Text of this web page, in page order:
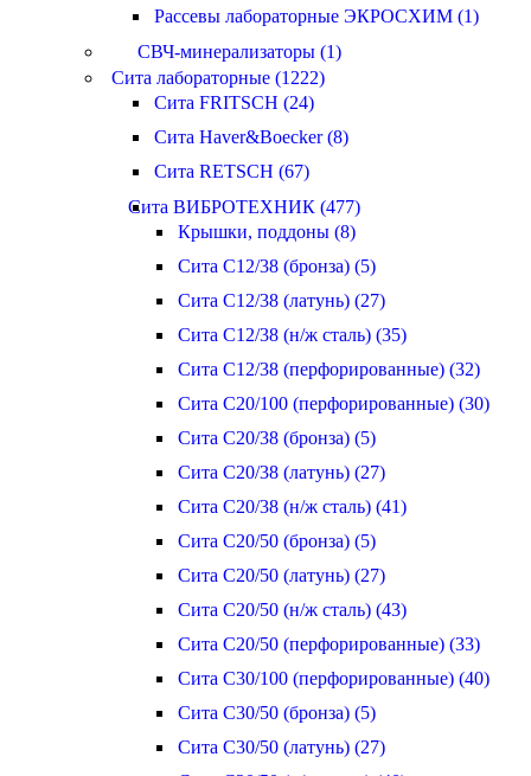
Рассевы лабораторные ЭКРОСХИМ (1)
СВЧ-минерализаторы (1)
Сита лабораторные (1222)
Сита FRITSCH (24)
Сита Haver&Boecker (8)
Сита RETSCH (67)
Сита ВИБРОТЕХНИК (477)
Крышки, поддоны (8)
Сита С12/38 (бронза) (5)
Сита С12/38 (латунь) (27)
Сита С12/38 (н/ж сталь) (35)
Сита С12/38 (перфорированные) (32)
Сита С20/100 (перфорированные) (30)
Сита С20/38 (бронза) (5)
Сита С20/38 (латунь) (27)
Сита С20/38 (н/ж сталь) (41)
Сита С20/50 (бронза) (5)
Сита С20/50 (латунь) (27)
Сита С20/50 (н/ж сталь) (43)
Сита С20/50 (перфорированные) (33)
Сита С30/100 (перфорированные) (40)
Сита С30/50 (бронза) (5)
Сита С30/50 (латунь) (27)